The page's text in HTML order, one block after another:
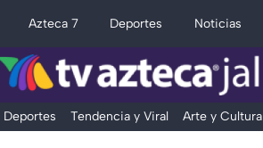
Azteca 7 Deportes Noticias
Deportes Tendencia y Viral Arte y Cultura